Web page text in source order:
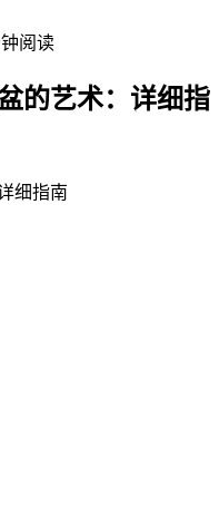
阅读
的艺术：详细指
细指南